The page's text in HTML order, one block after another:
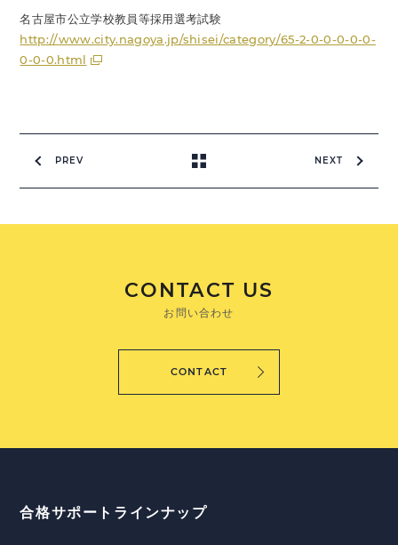
名古屋市公立学校教員等採用選考試験
http://www.city.nagoya.jp/shisei/category/65-2-0-0-0-0-0-
0-0-0.html
PREV NEXT
CONTACT US
お問い合わせ
CONTACT
合格サポートラインナップ